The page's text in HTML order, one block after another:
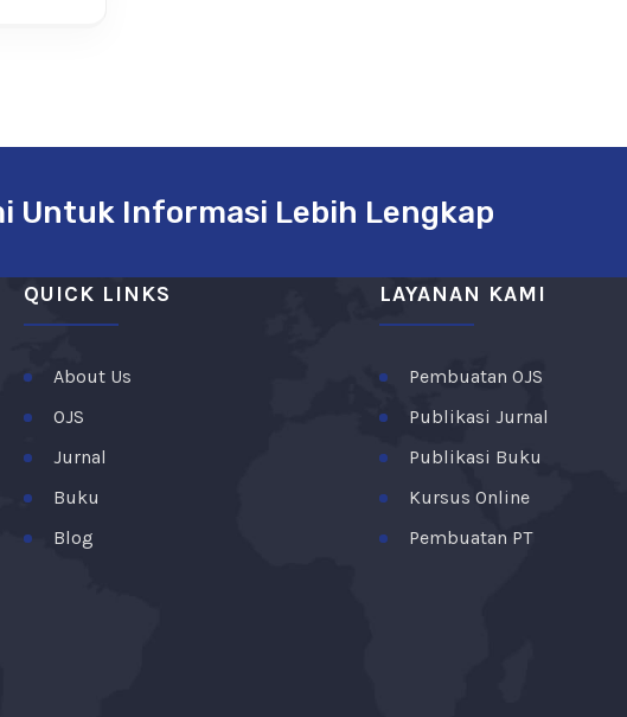
Untuk Informasi Lebih Lengkap
QUICK LINKS
About Us
OJS
Jurnal
Buku
Blog
LAYANAN KAMI
Pembuatan OJS
Publikasi Jurnal
Publikasi Buku
Kursus Online
Pembuatan PT